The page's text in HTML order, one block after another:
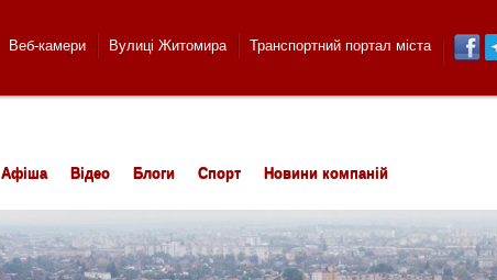
Веб-камери Вулиці Житомира Транспортний портал міста
Афіша Відео Блоги Спорт Новини компаній